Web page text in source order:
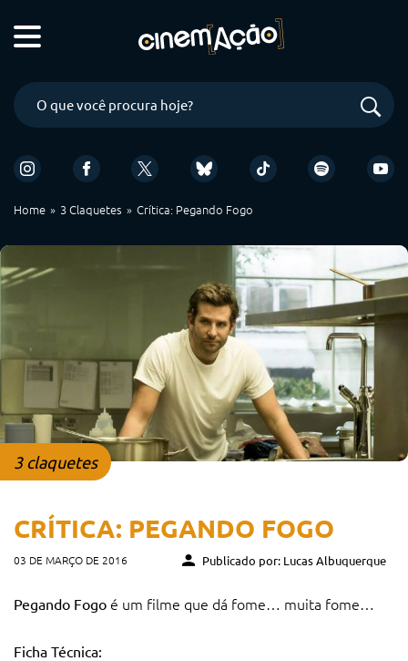
Home 3 Claquetes Crítica: Pegando Fogo
3 claquetes
CRÍTICA: PEGANDO FOGO
03 DE MARÇO DE 2016 Publicado por: Lucas Albuquerque
Pegando Fogo é um filme que dá fome… muita fome…
Ficha Técnica: